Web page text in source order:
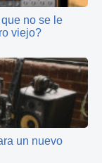
no se le
viejo?
un nuevo